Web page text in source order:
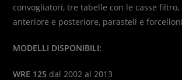
convogliatori, tre tabelle con le casse
anteriore e posteriore, parasteli e
MODELLI DISPONIBILI:
WRE 125 dal 2002 al 2013